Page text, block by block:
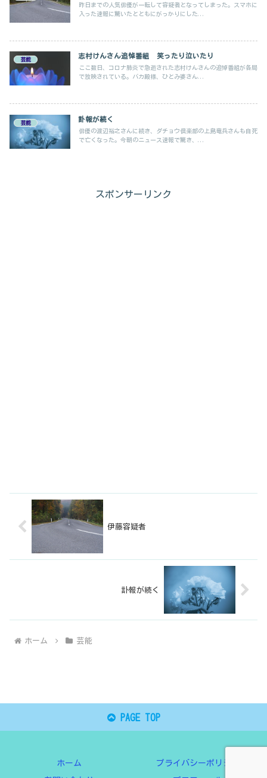
昨日までの人気俳優が一転して容疑者となってしまった。スマホに
入った速報に驚いたとともにがっかりにした...
芸能
志村けんさん追悼番組 笑ったり泣いたり
ここ数日、コロナ肺炎で急逝された志村けんさんの追悼番組が各局
で放映されている。バカ殿様、ひとみ婆さん...
芸能
訃報が続く
俳優の渡辺裕之さんに続き、ダチョウ倶楽部の上島竜兵さんも自死
で亡くなった。今朝のニュース速報で驚き、...
スポンサーリンク
伊藤容疑者
訃報が続く
ホーム 芸能
PAGE TOP
ホーム プライバシーポリシー